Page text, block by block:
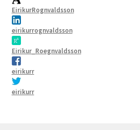
EirikurRognvaldsson
eirikurrognvaldsson
Eirikur_Roegnvaldsson
eirikurr
eirikurr